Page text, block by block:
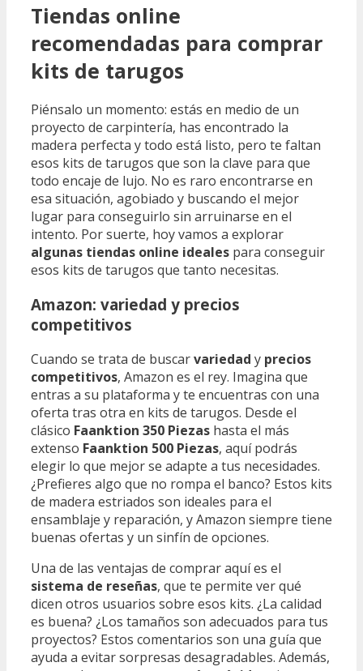
Tiendas online
recomendadas para comprar
kits de tarugos
Piénsalo un momento: estás en medio de un
proyecto de carpintería, has encontrado la
madera perfecta y todo está listo, pero te faltan
esos kits de tarugos que son la clave para que
todo encaje de lujo. No es raro encontrarse en
esa situación, agobiado y buscando el mejor
lugar para conseguirlo sin arruinarse en el
intento. Por suerte, hoy vamos a explorar
algunas tiendas online ideales para conseguir
esos kits de tarugos que tanto necesitas.
Amazon: variedad y precios
competitivos
Cuando se trata de buscarvariedad y precios
competitivos, Amazon es el rey. Imagina que
entras a su plataforma y te encuentras con una
oferta tras otra en kits de tarugos. Desde el
clásico Faanktion 350 Piezas hasta el más
extenso Faanktion 500 Piezas, aquí podrás
elegir lo que mejor se adapte a tus necesidades.
¿Prefieres algo que no rompa el banco? Estos kits
de madera estriados son ideales para el
ensamblaje y reparación, y Amazon siempre tiene
buenas ofertas y un sinfín de opciones.
Una de las ventajas de comprar aquí es el
sistema de reseñas, que te permite ver qué
dicen otros usuarios sobre esos kits. ¿La calidad
es buena? ¿Los tamaños son adecuados para tus
proyectos? Estos comentarios son una guía que
ayuda a evitar sorpresas desagradables. Además,